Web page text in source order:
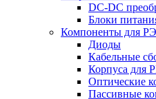
DC-DC
Блоки
Компоненты для
Диоды
Кабельные
Корпуса для
Оптические
Пассивные